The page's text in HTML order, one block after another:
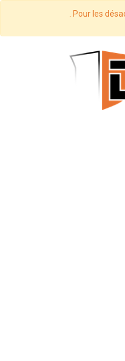
. Pour les